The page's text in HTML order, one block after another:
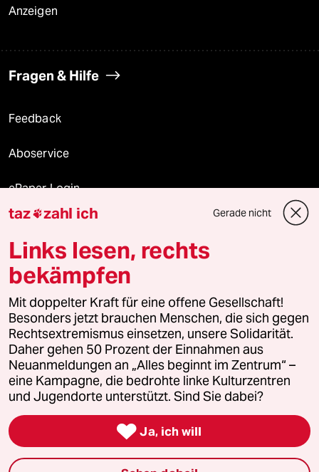
Anzeigen
Fragen & Hilfe
Feedback
Aboservice
ePaper Login
Downloads für Abonnierende
© 2026 taz Verlags und Vertriebs GmbH
Alle Rechte vorbehalten. Bei rechtlichen Fragen oder für Genehmigungen
wenden Sie sich bitte an
lizenzen@taz.de
Feedback Redaktionsstatut Kommune-Richtlinien
Leitlinie Informant Datenschutz Impressum AGB
Seitenwende Einwilligungen widerrufen (Ads)
taz zahl ich Gerade nicht
Links lesen, rechts
bekämpfen
Mit doppelter Kraft für eine offene Gesellschaft!
Besonders jetzt brauchen Menschen, die sich gegen
Rechtsextremismus einsetzen, unsere Solidarität.
Daher gehen 50 Prozent der Einnahmen aus
Neuanmeldungen an „Alles beginnt im Zentrum“ –
eine Kampagne, die bedrohte linke Kulturzentren
und Jugendorte unterstützt. Sind Sie dabei?
 Ja, ich will